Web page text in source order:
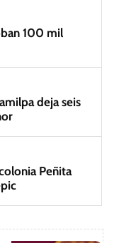
100 mil
deja seis
Peñita